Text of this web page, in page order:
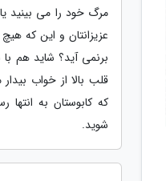
مرگ خود را می بینید
عزیزانتان و این که
برنمی آید؟ شاید هم
قلب بالا از خواب
که کابوستان به
شوید.